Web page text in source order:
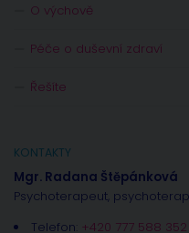
O výchově
Péče o duševní zdraví
Řešíte
KONTAKTY
Mgr. Radana Štěpánková
Psychoterapeut,
Telefon: +420 777 588 352